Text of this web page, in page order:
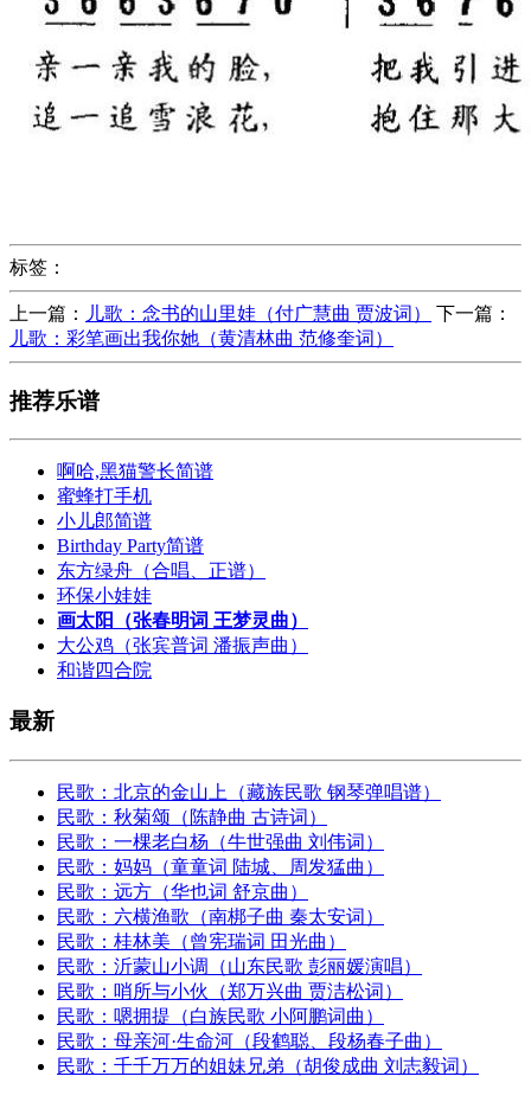
标签：
上一篇： 儿歌：念书的山里娃（付广慧曲 贾波词）
下一篇：
儿歌：彩笔画出我你她（黄清林曲 范修奎词）
推荐乐谱
啊哈,黑猫警长简谱
蜜蜂打手机
小儿郎简谱
Birthday Party简谱
东方绿舟（合唱、正谱）
环保小娃娃
画太阳（张春明词 王梦灵曲）
大公鸡（张宾普词 潘振声曲）
和谐四合院
最新
民歌：北京的金山上（藏族民歌 钢琴弹唱谱）
民歌：秋菊颂（陈静曲 古诗词）
民歌：一棵老白杨（牛世强曲 刘伟词）
民歌：妈妈（童童词 陆城、周发猛曲）
民歌：远方（华也词 舒京曲）
民歌：六横渔歌（南梆子曲 秦太安词）
民歌：桂林美（曾宪瑞词 田光曲）
民歌：沂蒙山小调（山东民歌 彭丽媛演唱）
民歌：哨所与小伙（郑万兴曲 贾洁松词）
民歌：嗯拥提（白族民歌 小阿鹏词曲）
民歌：母亲河·生命河（段鹤聪、段杨春子曲）
民歌：千千万万的姐妹兄弟（胡俊成曲 刘志毅词）